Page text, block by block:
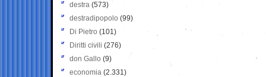
destra (573)
destradipopolo (99)
Di Pietro (101)
Diritti civili (276)
don Gallo (9)
economia (2.331)